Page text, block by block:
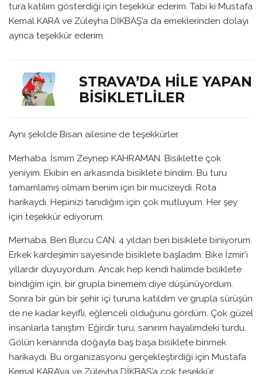
tura katılım gösterdiği için teşekkür ederim. Tabi ki Mustafa
Kemal KARA ve Züleyha DİKBAŞ’a da emeklerinden dolayı
ayrıca teşekkür ederim.
STRAVA’DA HILE YAPAN
BISIKLETLILER
Aynı şekilde Bisan ailesine de teşekkürler.
Merhaba. İsmim Zeynep KAHRAMAN. Bisiklette çok
yeniyim. Ekibin en arkasında bisiklete bindim. Bu turu
tamamlamış olmam benim için bir mucizeydi. Rota
harikaydı. Hepinizi tanıdığım için çok mutluyum. Her şey
için teşekkür ediyorum.
Merhaba. Ben Burcu CAN. 4 yıldan beri bisiklete biniyorum.
Erkek kardeşimin sayesinde bisiklete başladım. Bike İzmir’i
yıllardır duyuyordum. Ancak hep kendi halimde bisiklete
bindiğim için, bir grupla binemem diye düşünüyordum.
Sonra bir gün bir şehir içi turuna katıldım ve grupla sürüşün
de ne kadar keyifli, eğlenceli olduğunu gördüm. Çok güzel
insanlarla tanıştım. Eğirdir turu, sanırım hayalimdeki turdu.
Gölün kenarında doğayla baş başa bisiklete binmek
harikaydı. Bu organizasyonu gerçekleştirdiği için Mustafa
Kemal KARA’ya ve Züleyha DİKBAŞ’a çok teşekkür